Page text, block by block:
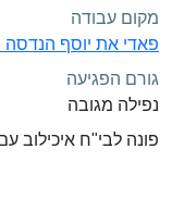
מקום עבודה
פאדי את יוסף הנדסה
גורם הפגיעה
נפילה מגובה
פונה לבי"ח איכילוב